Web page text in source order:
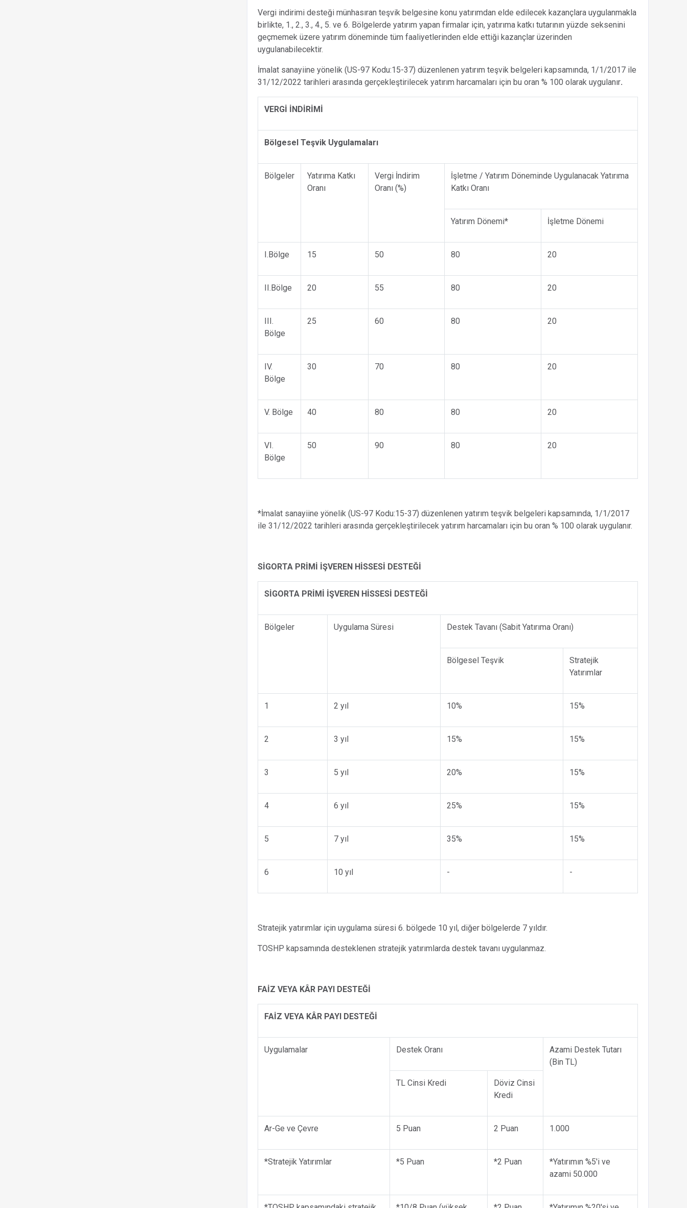
Vergi indirimi desteği münhasıran teşvik belgesine konu yatırımdan elde edilecek kazançlara uygulanmakla
birlikte, 1., 2., 3., 4., 5. ve 6. Bölgelerde yatırım yapan firmalar için, yatırıma katkı tutarının yüzde seksenini
geçmemek üzere yatırım döneminde tüm faaliyetlerinden elde ettiği kazançlar üzerinden
uygulanabilecektir.
İmalat sanayiine yönelik (US-97 Kodu:15-37) düzenlenen yatırım teşvik belgeleri kapsamında, 1/1/2017 ile
31/12/2022 tarihleri arasında gerçekleştirilecek yatırım harcamaları için bu oran % 100 olarak uygulanır.
VERGİ İNDİRİMİ
Bölgesel Teşvik Uygulamaları
Bölgeler
Yatırıma Katkı
Oranı
Vergi İndirim
Oranı (%)
İşletme / Yatırım Döneminde Uygulanacak Yatırıma
Katkı Oranı
Yatırım Dönemi* İşletme Dönemi
I.Bölge 15 50 80 20
II.Bölge 20 55 80 20
III.
Bölge
25 60 80 20
IV.
Bölge
30 70 80 20
V. Bölge 40 80 80 20
VI.
Bölge
50 90 80 20
*İmalat sanayiine yönelik (US-97 Kodu:15-37) düzenlenen yatırım teşvik belgeleri kapsamında, 1/1/2017
ile 31/12/2022 tarihleri arasında gerçekleştirilecek yatırım harcamaları için bu oran % 100 olarak uygulanır.
SİGORTA PRİMİ İŞVEREN HİSSESİ DESTEĞİ
SİGORTA PRİMİ İŞVEREN HİSSESİ DESTEĞİ
Bölgeler Uygulama Süresi Destek Tavanı (Sabit Yatırıma Oranı)
Bölgesel Teşvik
Stratejik
Yatırımlar
1 2 yıl 10% 15%
2 3 yıl 15% 15%
3 5 yıl 20% 15%
4 6 yıl 25% 15%
5 7 yıl 35% 15%
6 10 yıl - -
Stratejik yatırımlar için uygulama süresi 6. bölgede 10 yıl, diğer bölgelerde 7 yıldır.
TOSHP kapsamında desteklenen stratejik yatırımlarda destek tavanı uygulanmaz.
FAİZ VEYA KÂR PAYI DESTEĞİ
FAİZ VEYA KÂR PAYI DESTEĞİ
Uygulamalar Destek Oranı
Azami Destek Tutarı
(Bin TL)
TL Cinsi Kredi
Döviz Cinsi
Kredi
Ar-Ge ve Çevre 5 Puan 2 Puan 1.000
*Stratejik Yatırımlar *5 Puan *2 Puan
*Yatırımın %5'i ve
azami 50.000